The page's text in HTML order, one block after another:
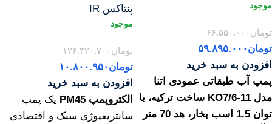
تومان۶۶.۵۵۰.۰۰۰
تومان۵۹.۸۹۵.۰۰۰
افزودن به سبد خرید
پمپ آب طبقاتی عمودی اتنا
مدل KO7/6-11 ساخت ترکیه، با
توان 1.5 اسب بخار، هد 70 متر
پنتاکس IR
تومان۱۲۶.۳۲۰.۷۰۰
تومان۱۰.۸۰۰.۹۵۰
افزودن به سبد خرید
الکتروپمپ PM45
یک پمپ
سانتریفیوژی سبک و اقتصادی